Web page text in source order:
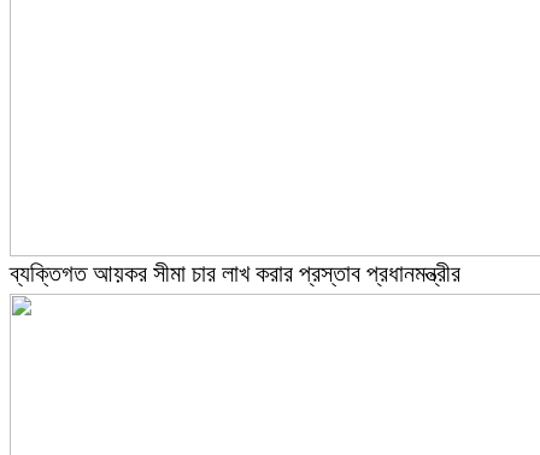
ব্যক্তিগত আয়কর সীমা চার লাখ করার প্রস্তাব প্রধানমন্ত্রীর